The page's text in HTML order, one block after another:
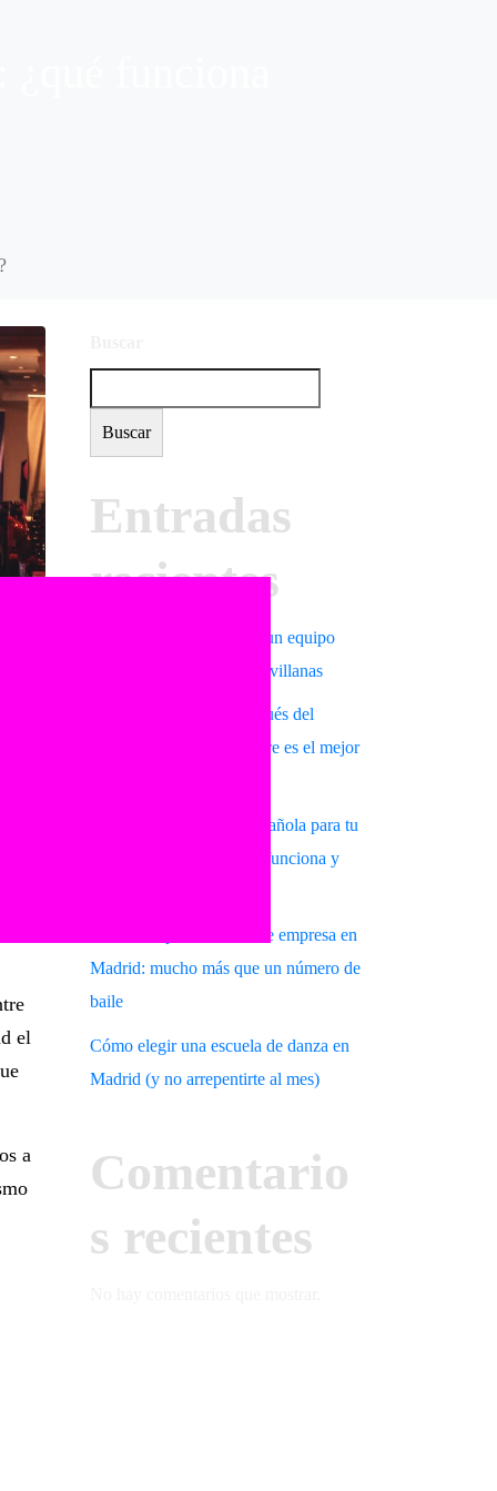
el
a
Buscar
Entradas
recientes
Empieza septiembre con un equipo
más unido gracias a las sevillanas
Aprender sevillanas después del
verano: por qué septiembre es el mejor
Espectáculo de danza española para tu
evento en Madrid: cómo funciona y
Sevillanas para eventos de empresa en
Madrid: mucho más que un número de
baile
Cómo elegir una escuela de danza en
Madrid (y no arrepentirte al mes)
Comentario
s recientes